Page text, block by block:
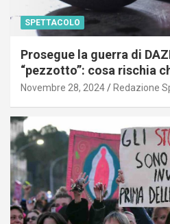
SPETTACOLO
Prosegue la guerra di
“pezzotto”: cosa rischia
Novembre 28, 2024 Redazione